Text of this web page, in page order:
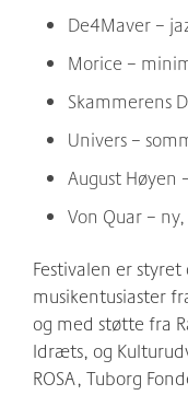
De4Maver –
Morice –
Skammerens
Univers –
August Høyen
Von Quar –
Festivalen er
musikentusiaster
og med støtte fra
Idræts, og
ROSA, Tuborg